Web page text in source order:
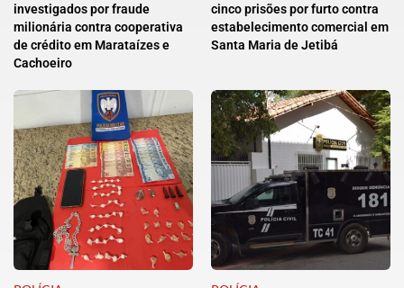
investigados por fraude
milionária contra cooperativa
de crédito em Marataízes e
Cachoeiro
cinco prisões por furto contra
estabelecimento comercial em
Santa Maria de Jetibá